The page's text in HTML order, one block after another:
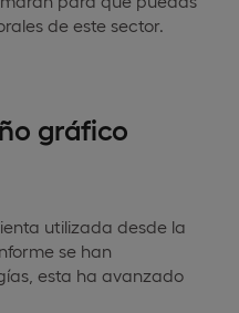
de este sector.
gráfico
utilizada desde la
se han
esta ha avanzado